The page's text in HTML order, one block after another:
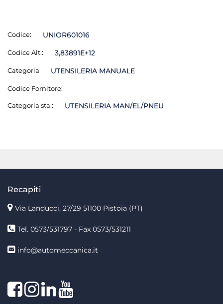
Codice: UNIOR601016
Codice Alt.: 3,83891E+12
Categoria UTENSILERIA MANUALE
Codice Fornitore:
Categoria sta.: UTENSILERIA MAN/EL/PNEU
Recapiti
Via Landucci, 27/29 51100 Pistoia (PT)
Tel. 0573/531797 - Fax 0573/531211
info@automeccanica.it
FacebookInstagram
linkedin